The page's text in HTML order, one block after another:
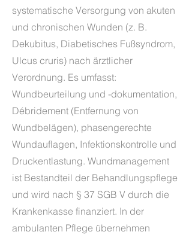
systematische Versorgung von akuten
und chronischen Wunden (z. B.
Dekubitus, Diabetisches Fußsyndrom,
Ulcus cruris) nach ärztlicher
Verordnung. Es umfasst:
Wundbeurteilung und -dokumentation,
Débridement (Entfernung von
Wundbelägen), phasengerechte
Wundauflagen, Infektionskontrolle und
Druckentlastung. Wundmanagement
ist Bestandteil der Behandlungspflege
und wird nach § 37 SGB V durch die
Krankenkasse finanziert. In der
ambulanten Pflege übernehmen